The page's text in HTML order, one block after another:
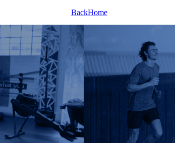
BackHome